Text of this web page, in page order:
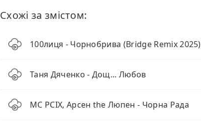
Схожі за змістом:
100лиця - Чорнобрива (Bridge Remix 2025)
Таня Дяченко - Дощ... Любов
MC PCIX, Арсен the Люпен - Чорна Рада